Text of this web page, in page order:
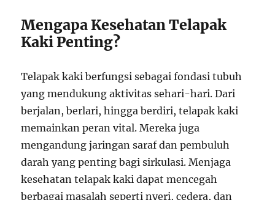
Mengapa Kesehatan Telapak
Kaki Penting?
Telapak kaki berfungsi sebagai fondasi tubuh
yang mendukung aktivitas sehari-hari. Dari
berjalan, berlari, hingga berdiri, telapak kaki
memainkan peran vital. Mereka juga
mengandung jaringan saraf dan pembuluh
darah yang penting bagi sirkulasi. Menjaga
kesehatan telapak kaki dapat mencegah
berbagai masalah seperti nyeri, cedera, dan